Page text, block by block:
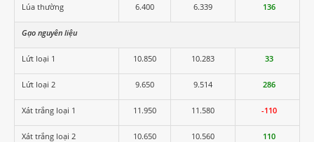
Lúa thường 6.400 6.339 136
Gạo nguyên liệu
Lứt loại 1 10.850 10.283 33
Lứt loại 2 9.650 9.514 286
Xát trắng loại 1 11.950 11.580 -110
Xát trắng loại 2 10.650 10.560 110